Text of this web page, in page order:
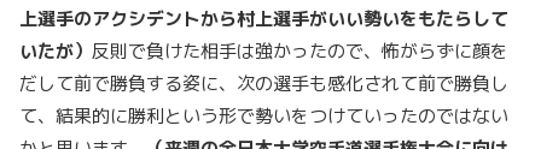
上選手のアクシデントから村上選手がいい勢いをもたらして
いたが） 反則で負けた相手は強かったので、怖がらずに顔を
だして前で勝負する姿に、次の選手も感化されて前で勝負し
て、結果的に勝利という形で勢いをつけていったのではない